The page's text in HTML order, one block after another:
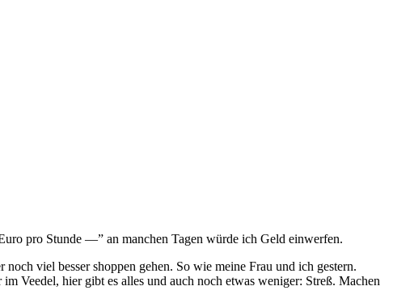
pro Stunde —” an manchen Tagen würde ich Geld einwerfen.
viel besser shoppen gehen. So wie meine Frau und ich gestern.
Veedel, hier gibt es alles und auch noch etwas weniger: Streß. Machen